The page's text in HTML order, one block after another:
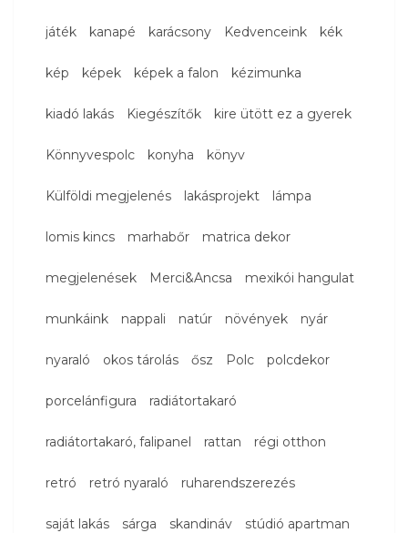
játék kanapé karácsony Kedvenceink kék
kép képek képek a falon kézimunka
kiadó lakás Kiegészítők kire ütött ez a gyerek
Könnyvespolc konyha könyv
Külföldi megjelenés lakásprojekt lámpa
lomis kincs marhabőr matrica dekor
megjelenések Merci&Ancsa mexikói hangulat
munkáink nappali natúr növények nyár
nyaraló okos tárolás ősz Polc polcdekor
porcelánfigura radiátortakaró
radiátortakaró, falipanel rattan régi otthon
retró retró nyaraló ruharendszerezés
saját lakás sárga skandináv stúdió apartman